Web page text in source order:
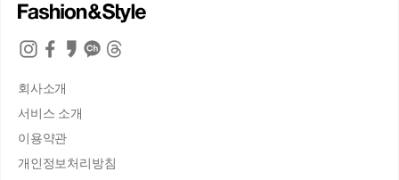
회사소개
서비스 소개
이용약관
개인정보처리방침